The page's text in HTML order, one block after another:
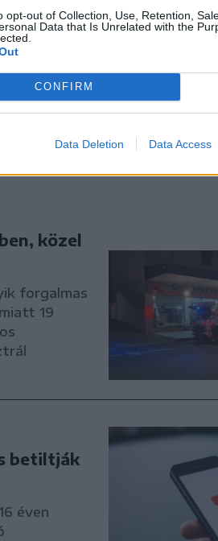
opt-out of Collection, Use, Retention,
Data that Is Unrelated with the
CONFIRM
Data Deletion Data Access
strandján,
közel
forgalmas
19
betiltják
éven